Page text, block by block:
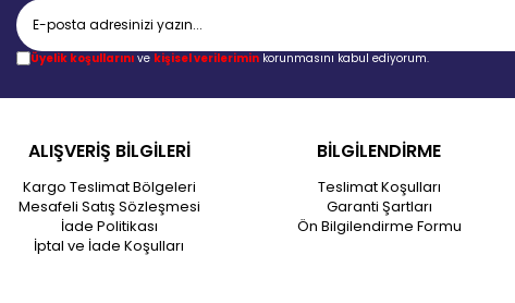
Üyelik koşullarınıve kişisel verileriminkorunmasını kabul ediyorum.
ALIŞVERİŞ BİLGİLERİ
Kargo Teslimat Bölgeleri
Mesafeli Satış Sözleşmesi
İade Politikası
İptal ve İade Koşulları
BİLGİLENDİRME
Teslimat Koşulları
Garanti Şartları
Ön Bilgilendirme Formu